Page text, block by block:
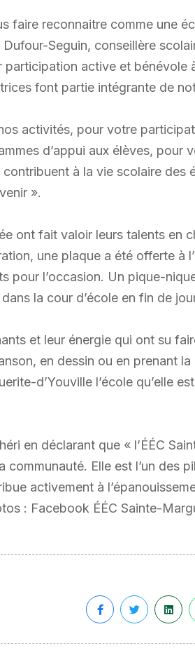
faire reconnaitre comme une
Seguin, conseillère
active et bénévole
font partie intégrante de
activités, pour votre
d’appui aux élèves, pour
à la vie scolaire des
».
ont fait valoir leurs talents en
une plaque a été offerte à
pour l’occasion. Un pique-
la cour d’école en fin de
et leur énergie qui ont su
en dessin ou en prenant
d’Youville l’école qu’elle
en déclarant que « l’ÉÉC
Elle est l’un des
activement à
: Facebook ÉÉC Sainte-